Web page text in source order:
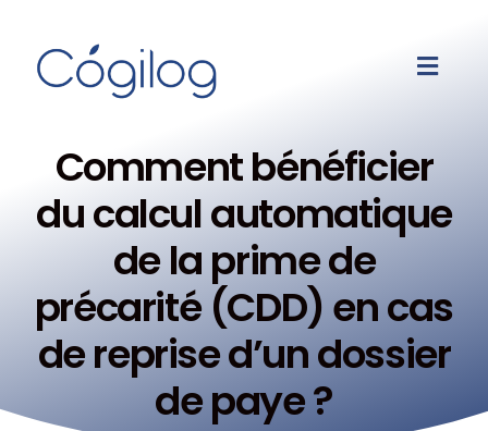
Comment bénéficier
du calcul automatique
de la prime de
précarité (CDD) en cas
de reprise d’un dossier
de paye ?